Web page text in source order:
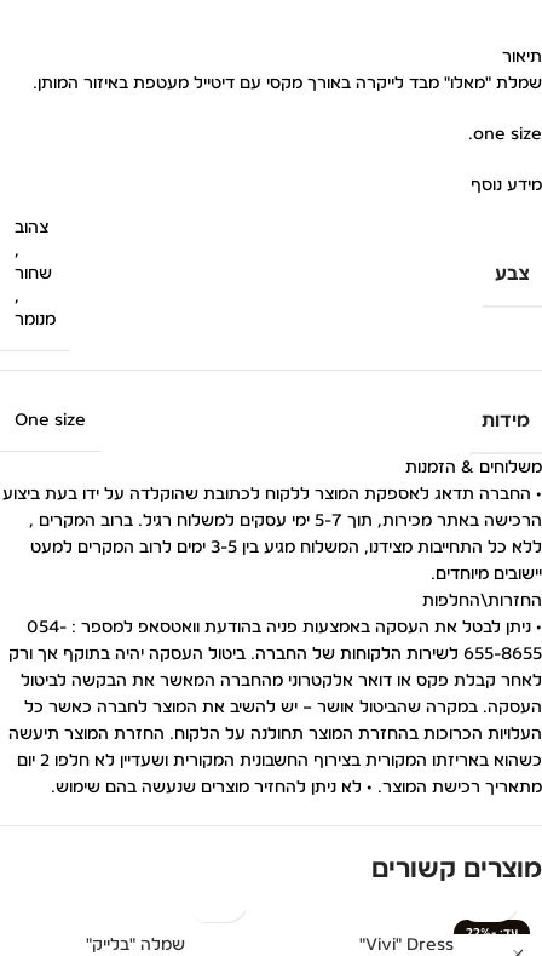
תיאור
שמלת "מאלו" מבד לייקרה באורך מקסי עם דיטייל מעטפת באיזור המותן.
one size.
מידע נוסף
צבע
צהוב
,
שחור
,
מנומר
מידות One size
משלוחים & הזמנות
• החברה תדאג לאספקת המוצר ללקוח לכתובת שהוקלדה על ידו בעת ביצוע
הרכישה באתר מכירות, תוך 5-7 ימי עסקים למשלוח רגיל. ברוב המקרים ,
ללא כל התחייבות מצידנו, המשלוח מגיע בין 3-5 ימים לרוב המקרים למעט
יישובים מיוחדים.
החזרות\החלפות
• ניתן לבטל את העסקה באמצעות פניה בהודעת וואטסאפ למספר : 054-
655-8655 לשירות הלקוחות של החברה. ביטול העסקה יהיה בתוקף אך ורק
לאחר קבלת פקס או דואר אלקטרוני מהחברה המאשר את הבקשה לביטול
העסקה. במקרה שהביטול אושר – יש להשיב את המוצר לחברה כאשר כל
העלויות הכרוכות בהחזרת המוצר תחולנה על הלקוח. החזרת המוצר תיעשה
כשהוא באריזתו המקורית בצירוף החשבונית המקורית ושעדיין לא חלפו 2 יום
מתאריך רכישת המוצר. • לא ניתן להחזיר מוצרים שנעשה בהם שימוש.
מוצרים קשורים
-22%
Vivi" Dress" שמלה "בלייק"